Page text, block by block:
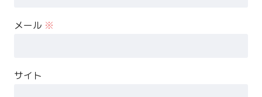
メール ※
サイト